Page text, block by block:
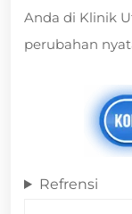
Anda di Klinik
perubahan
Refrensi